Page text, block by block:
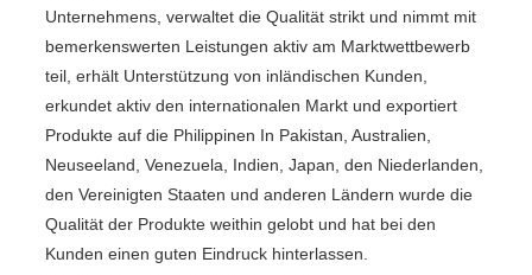
Unternehmens, verwaltet die Qualität strikt und nimmt mit
bemerkenswerten Leistungen aktiv am Marktwettbewerb
teil, erhält Unterstützung von inländischen Kunden,
erkundet aktiv den internationalen Markt und exportiert
Produkte auf die Philippinen In Pakistan, Australien,
Neuseeland, Venezuela, Indien, Japan, den Niederlanden,
den Vereinigten Staaten und anderen Ländern wurde die
Qualität der Produkte weithin gelobt und hat bei den
Kunden einen guten Eindruck hinterlassen.